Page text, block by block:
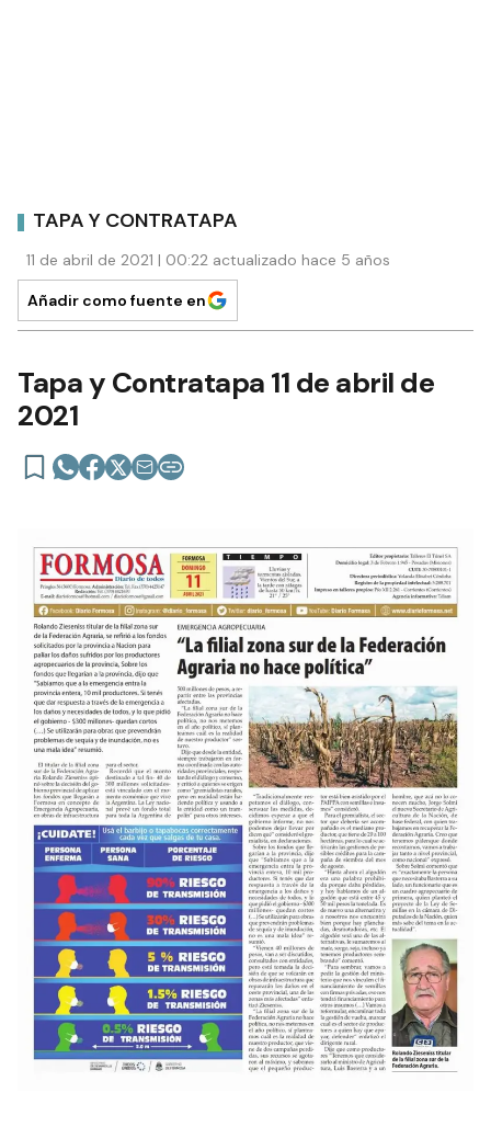
TAPA Y CONTRATAPA
11 de abril de 2021 | 00:22 actualizado hace 5 años
Añadir como fuente en
Tapa y Contratapa 11 de abril de
2021